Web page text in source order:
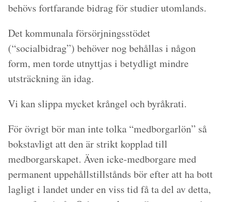
behövs fortfarande bidrag för studier utomlands.
Det kommunala försörjningsstödet
(“socialbidrag”) behöver nog behållas i någon
form, men torde utnyttjas i betydligt mindre
utsträckning än idag.
Vi kan slippa mycket krångel och byråkrati.
För övrigt bör man inte tolka “medborgarlön” så
bokstavligt att den är strikt kopplad till
medborgarskapet. Även icke-medborgare med
permanent uppehållstillstånds bör efter att ha bott
lagligt i landet under en viss tid få ta del av detta,